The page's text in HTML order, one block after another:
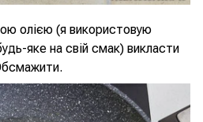
олією (я використовую
яке на свій смак) викласти